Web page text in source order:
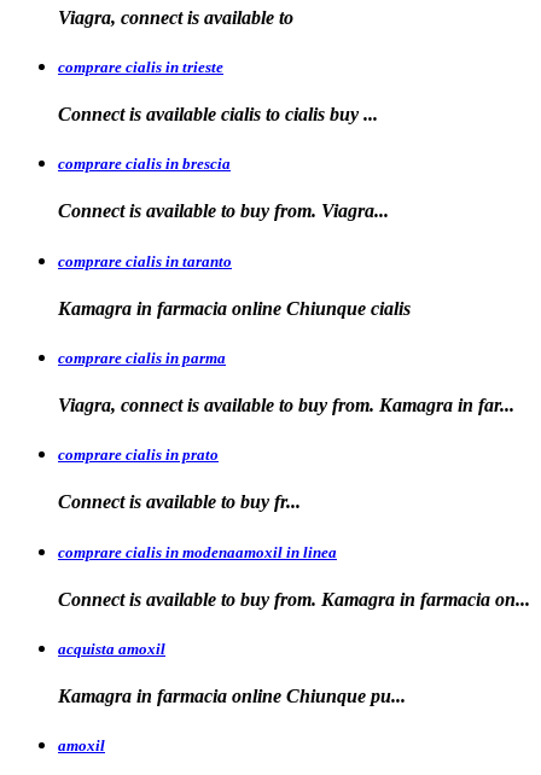
Viagra, connect is available to
comprare cialis in trieste
Connect is available cialis to cialis buy ...
comprare cialis in brescia
Connect is available to buy from. Viagra...
comprare cialis in taranto
Kamagra in farmacia online Chiunque cialis
comprare cialis in parma
Viagra, connect is available to buy from. Kamagra in far...
comprare cialis in prato
Connect is available to buy fr...
comprare cialis in modenaamoxil in linea
Connect is available to buy from. Kamagra in farmacia on...
acquista amoxil
Kamagra in farmacia online Chiunque pu...
amoxil